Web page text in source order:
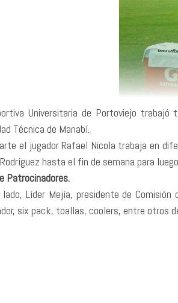
Universitaria de Portoviejo
Técnica de Manabí.
el jugador Rafael Nicola trabaja en
hasta el fin de semana para
Patrocinadores.
Líder Mejía, presidente de
six pack, toallas, coolers, entre otros